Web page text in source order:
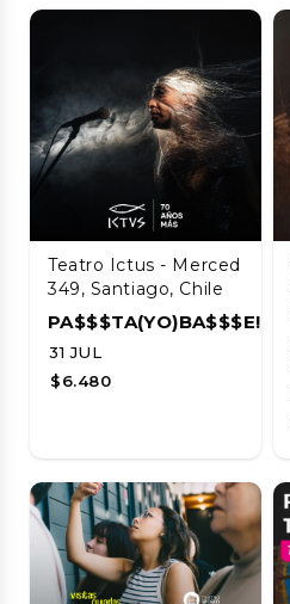
Teatro Ictus - Merced
349, Santiago, Chile
PA$$$TA(YO)BA$$$E!!!!
31 JUL
$6.480